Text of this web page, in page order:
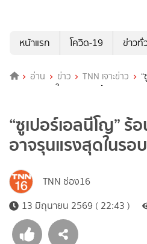
หน้าแรก
โควิด-19 ข่าวทั่
อ่าน ข่าว TNN เจาะข่าว
อาจรุนแรงสุดในรอบ 140 ปี
“ซูเปอร์เอลนีโญ” ร้
อาจรุนแรงสุดในรอ
TNN ช่อง16
13 มิถุนายน 2569 ( 22:43 )